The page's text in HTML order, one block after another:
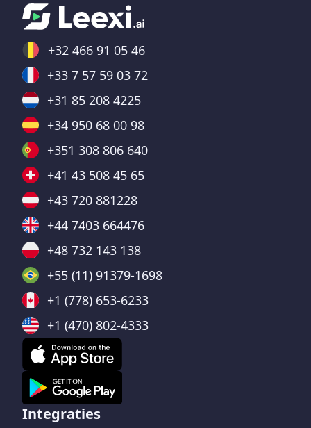
+32 466 91 05 46
+33 7 57 59 03 72
+31 85 208 4225
+34 950 68 00 98
+351 308 806 640
+41 43 508 45 65
+43 720 881228
+44 7403 664476
+48 732 143 138
+55 (11) 91379-1698
+1 (778) 653-6233
+1 (470) 802-4333
Integraties